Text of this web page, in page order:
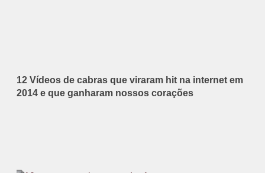
12 Vídeos de cabras que viraram hit na internet em
2014 e que ganharam nossos corações